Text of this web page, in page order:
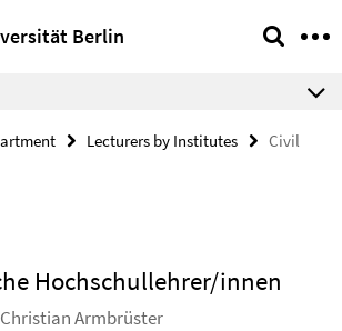
Berlin
Lecturers by Institutes
Civil
Hochschullehrer/innen
Armbrüster